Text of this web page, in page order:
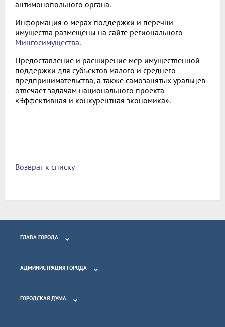
антимонопольного органа.
Информация о мерах поддержки и перечни
имущества размещены на сайте регионального
Мингосимущества.
Предоставление и расширение мер имущественной
поддержки для субъектов малого и среднего
предпринимательства, а также самозанятых уральцев
отвечает задачам национального проекта
«Эффективная и конкурентная экономика».
Возврат к списку
ГЛАВА ГОРОДА
АДМИНИСТРАЦИЯ ГОРОДА
ГОРОДСКАЯ ДУМА